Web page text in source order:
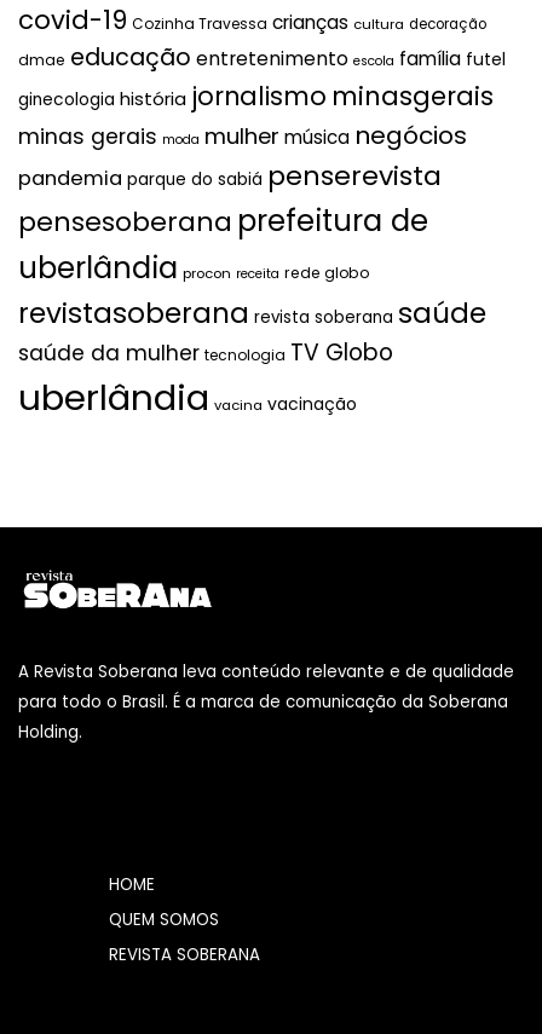
covid-19 Cozinha Travessa crianças cultura decoração
dmae educação entretenimento escola família futel
ginecologia história jornalismo minasgerais
minas gerais moda mulher música negócios
pandemia parque do sabiá penserevista
pensesoberana prefeitura de
uberlândia procon receita rede globo
revistasoberana revista soberana saúde
saúde da mulher tecnologia TV Globo
uberlândia vacina vacinação
A Revista Soberana leva conteúdo relevante e de qualidade
para todo o Brasil. É a marca de comunicação da Soberana
Holding.
HOME
QUEM SOMOS
REVISTA SOBERANA